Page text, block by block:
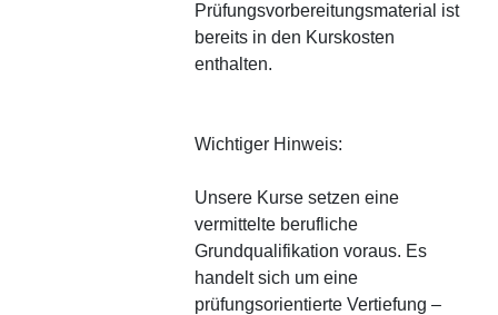
Prüfungsvorbereitungsmaterial ist
bereits in den Kurskosten
enthalten.
Wichtiger Hinweis:
Unsere Kurse setzen eine
vermittelte berufliche
Grundqualifikation voraus. Es
handelt sich um eine
prüfungsorientierte Vertiefung –